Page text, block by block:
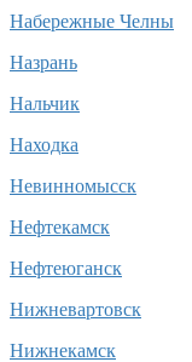
Набережные Челны
Назрань
Нальчик
Находка
Невинномысск
Нефтекамск
Нефтеюганск
Нижневартовск
Нижнекамск